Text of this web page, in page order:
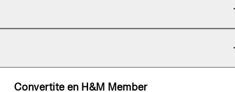
Convertite en H&M Member